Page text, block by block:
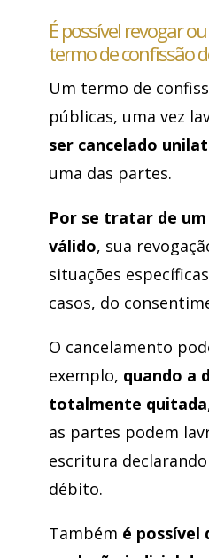
É possível revogar
termo de confissão
Um termo de
públicas, uma vez
ser cancelado
uma das partes.
Por se tratar de
válido, sua
situações
casos, do
O cancelamento
exemplo, quando a
totalmente quitada
as partes podem
escritura
débito.
Também é possível